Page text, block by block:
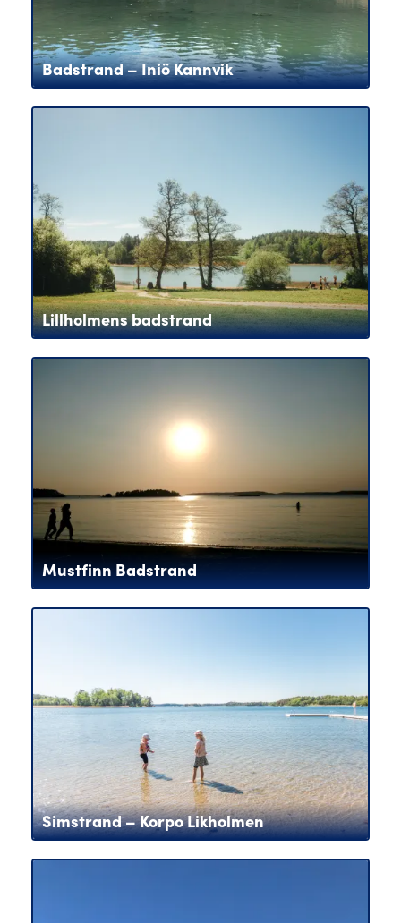
Badstrand – Iniö Kannvik
Lillholmens badstrand
Mustfinn Badstrand
Simstrand – Korpo Likholmen